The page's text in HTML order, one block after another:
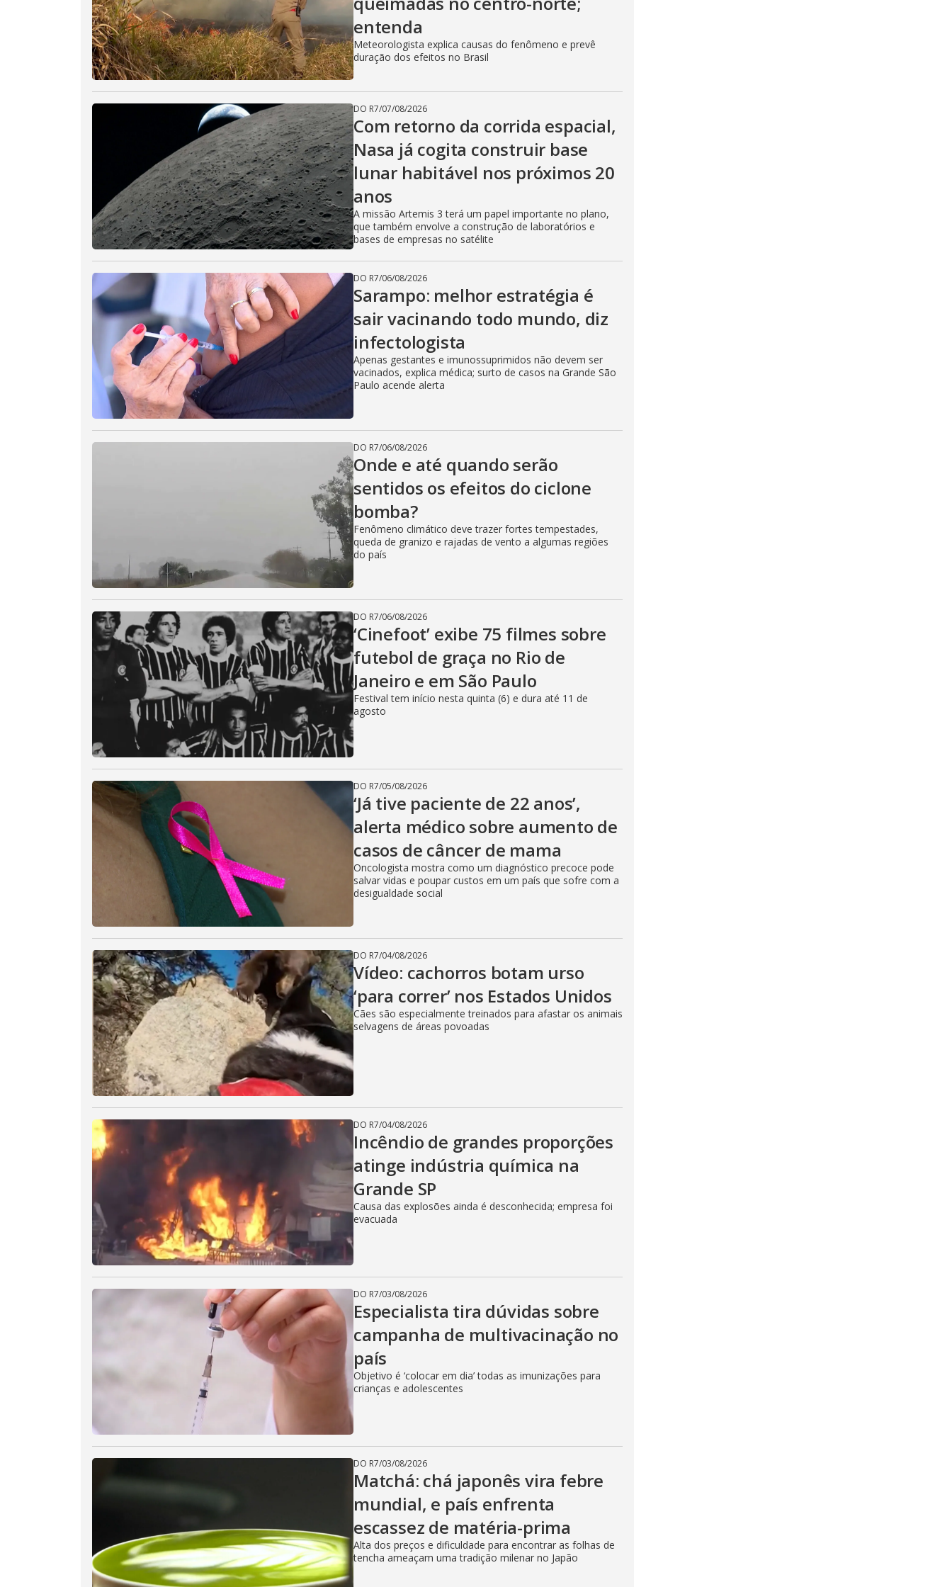
i
d
e
o
entenda
Meteorologista explica causas do fenômeno e prevê
duração dos efeitos no Brasil
DO R7/07/08/2026
Com retorno da corrida espacial,
Nasa já cogita construir base
lunar habitável nos próximos 20
anos
A missão Artemis 3 terá um papel importante no plano,
que também envolve a construção de laboratórios e
bases de empresas no satélite
DO R7/06/08/2026
Sarampo: melhor estratégia é
sair vacinando todo mundo, diz
infectologista
Apenas gestantes e imunossuprimidos não devem ser
vacinados, explica médica; surto de casos na Grande São
Paulo acende alerta
DO R7/06/08/2026
Onde e até quando serão
sentidos os efeitos do ciclone
bomba?
Fenômeno climático deve trazer fortes tempestades,
queda de granizo e rajadas de vento a algumas regiões
do país
DO R7/06/08/2026
‘Cinefoot’ exibe 75 filmes sobre
futebol de graça no Rio de
Janeiro e em São Paulo
Festival tem início nesta quinta (6) e dura até 11 de
agosto
DO R7/05/08/2026
‘Já tive paciente de 22 anos’,
alerta médico sobre aumento de
casos de câncer de mama
Oncologista mostra como um diagnóstico precoce pode
salvar vidas e poupar custos em um país que sofre com a
desigualdade social
DO R7/04/08/2026
Vídeo: cachorros botam urso
‘para correr’ nos Estados Unidos
Cães são especialmente treinados para afastar os animais
selvagens de áreas povoadas
DO R7/04/08/2026
Incêndio de grandes proporções
atinge indústria química na
Grande SP
Causa das explosões ainda é desconhecida; empresa foi
evacuada
DO R7/03/08/2026
Especialista tira dúvidas sobre
campanha de multivacinação no
país
Objetivo é ‘colocar em dia’ todas as imunizações para
crianças e adolescentes
DO R7/03/08/2026
Matchá: chá japonês vira febre
mundial, e país enfrenta
escassez de matéria-prima
Alta dos preços e dificuldade para encontrar as folhas de
tencha ameaçam uma tradição milenar no Japão